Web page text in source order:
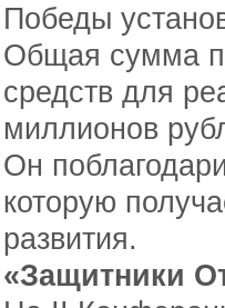
Победы
Общая сумма
средств для
миллионов
Он
которую
развития.
«Защитники